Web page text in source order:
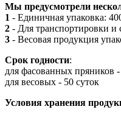
Мы предусмотрели
1 - Единичная упаковка:
2 - Для транспортировки и
3 - Весовая продукция
Срок годности:
для фасованных пряников -
для весовых - 50 суток
Условия хранения